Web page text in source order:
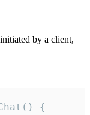
by a client,
{